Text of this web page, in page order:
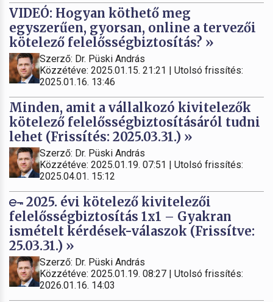
VIDEÓ: Hogyan köthető meg
egyszerűen, gyorsan, online a tervezői
kötelező felelősségbiztosítás? »
Szerző: Dr. Püski András
Közzétéve: 2025.01.15. 21:21 | Utolsó frissítés:
2025.01.16. 13:46
Minden, amit a vállalkozó kivitelezők
kötelező felelősségbiztosításáról tudni
lehet (Frissítés: 2025.03.31.) »
Szerző: Dr. Püski András
Közzétéve: 2025.01.19. 07:51 | Utolsó frissítés:
2025.04.01. 15:12
2025. évi kötelező kivitelezői
felelősségbiztosítás 1x1 – Gyakran
ismételt kérdések-válaszok (Frissítve:
25.03.31.) »
Szerző: Dr. Püski András
Közzétéve: 2025.01.19. 08:27 | Utolsó frissítés:
2026.01.16. 14:03